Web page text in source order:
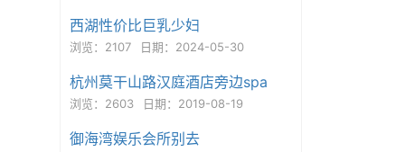
西湖性价比巨乳少妇
浏览：2107 日期：2024-05-30
杭州莫干山路汉庭酒店旁边spa
浏览：2603 日期：2019-08-19
御海湾娱乐会所别去